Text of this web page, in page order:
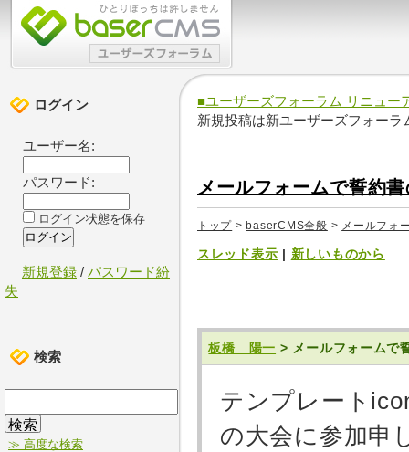
■ユーザーズフォーラム リニュー
新規投稿は新ユーザーズフォーラ
メールフォームで誓約
トップ > baserCMS全般 > メールフォ
スレッド表示 | 新しいものから
板橋 陽一 > メールフォームで
テンプレート
の大会に参加申
ログイン
ユーザー名:
パスワード:
ログイン状態を保存
新規登録 / パスワード紛
失
検索
≫ 高度な検索